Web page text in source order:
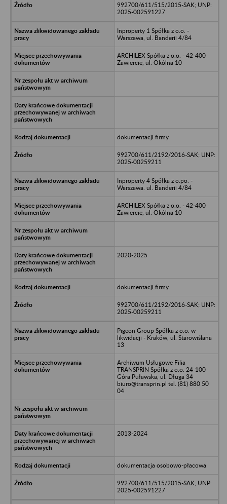
992700/611/515/2015-SAK; UNP:
2025-002591227
Inproperty 1 Spółka z o.o. -
Warszawa, ul. Banderii 4/84
ARCHILEX Spółka z o.o. - 42-400
Zawiercie, ul. Okólna 10
dokumentacji firmy
992700/611/2192/2016-SAK; UNP:
2025-00259211
Inproperty 4 Spółka z o.po. -
Warszawa. ul. Banderii 4/84
ARCHILEX Spółka z o.o. - 42-400
Zawiercie, ul. Okólna 10
2020-2025
dokumentacji firmy
992700/611/2192/2016-SAK; UNP:
2025-00259211
Pigeon Group Spółka z o.o. w
likwidacji - Kraków, ul. Starowiślana
13
Archiwum Usługowe Filia
TRANSPRIN Spółka z o.o. 24-100
Góra Puławska, ul. Długa 34
biuro@transprin.pl tel. (81) 880 50
04
2013-2024
dokumentacja osobowo-płacowa
992700/611/515/2015-SAK; UNP:
2025-002591227